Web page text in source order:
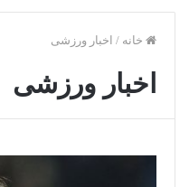
خانه / اخبار ورزشی
اخبار ورزشی